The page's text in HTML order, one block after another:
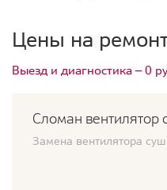
Цены на
Выезд и диагностика — 0
Сломан вентилятор
Замена вентилятора